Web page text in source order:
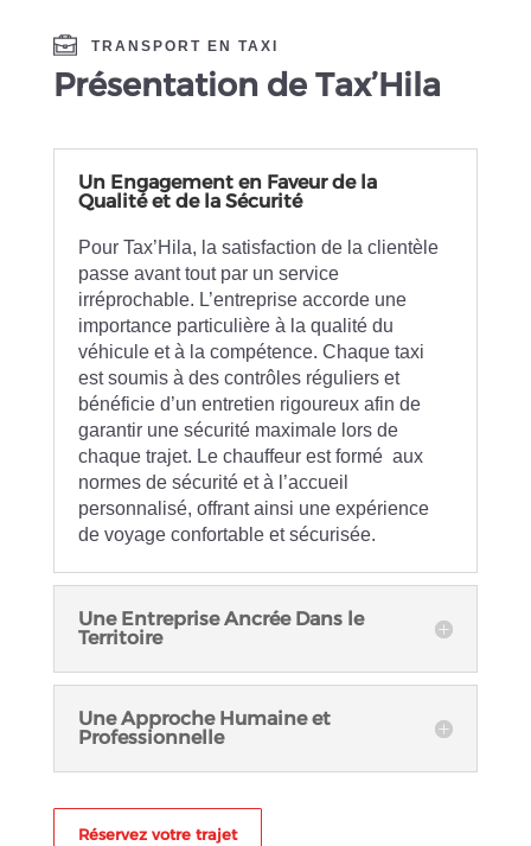
TRANSPORT EN TAXI
Présentation de Tax’Hila
Un Engagement en Faveur de la
Qualité et de la Sécurité
Pour Tax’Hila, la satisfaction de la clientèle
passe avant tout par un service
irréprochable. L’entreprise accorde une
importance particulière à la qualité du
véhicule et à la compétence. Chaque taxi
est soumis à des contrôles réguliers et
bénéficie d’un entretien rigoureux afin de
garantir une sécurité maximale lors de
chaque trajet. Le chauffeur est formé aux
normes de sécurité et à l’accueil
personnalisé, offrant ainsi une expérience
de voyage confortable et sécurisée.
Une Entreprise Ancrée Dans le
Territoire
Une Approche Humaine et
Professionnelle
Réservez votre trajet